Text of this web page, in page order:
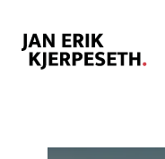
navigasjon
innhold